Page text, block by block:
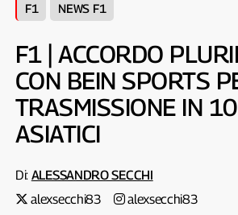
F1 NEWS F1
F1 | ACCORDO
CON BEIN SPORTS
TRASMISSIONE IN
ASIATICI
Di: ALESSANDRO SECCHI
alexsecchi83
alexsecchi83